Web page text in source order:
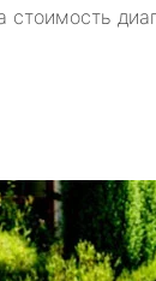
стоимость